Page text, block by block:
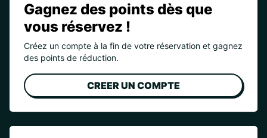
Gagnez des points dès que
vous réservez !
Créez un compte à la fin de votre réservation et gagnez
des points de réduction.
CREER UN COMPTE